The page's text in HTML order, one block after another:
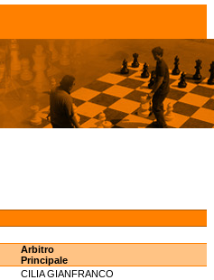
Arbitro
Principale
CILIA GIANFRANCO